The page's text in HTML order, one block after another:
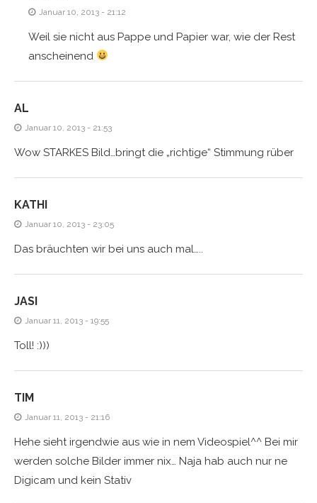
Januar 10, 2013 - 21:12
Weil sie nicht aus Pappe und Papier war, wie der Rest
anscheinend
AL
Januar 10, 2013 - 21:53
Wow STARKES Bild…bringt die „richtige“ Stimmung rüber
KATHI
Januar 10, 2013 - 23:05
Das bräuchten wir bei uns auch mal…..
JASI
Januar 11, 2013 - 19:55
Toll! :)))
TIM
Januar 11, 2013 - 21:16
Hehe sieht irgendwie aus wie in nem Videospiel^^ Bei mir
werden solche Bilder immer nix… Naja hab auch nur ne
Digicam und kein Stativ